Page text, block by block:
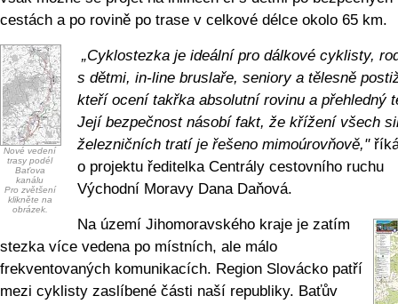
cestách a po rovině po trase v celkové délce okolo 65 km.
Nové vedení
trasy podél
Baťova
kanálu
Pro zvětšení
klikněte na
obrázek.
„Cyklostezka je ideální pro dálkové cyklisty,
s dětmi, in-line bruslaře, seniory a tělesně
kteří ocení takřka absolutní rovinu a přehledný
Její bezpečnost násobí fakt, že křížení všech
železničních tratí je řešeno mimoúrovňově,"
o projektu ředitelka Centrály cestovního ruchu
Východní Moravy Dana Daňová.
Na území Jihomoravského kraje je zatím
stezka více vedena po místních, ale málo
frekventovaných komunikacích. Region Slovácko patří
mezi cyklisty zaslíbené části naší republiky. Baťův